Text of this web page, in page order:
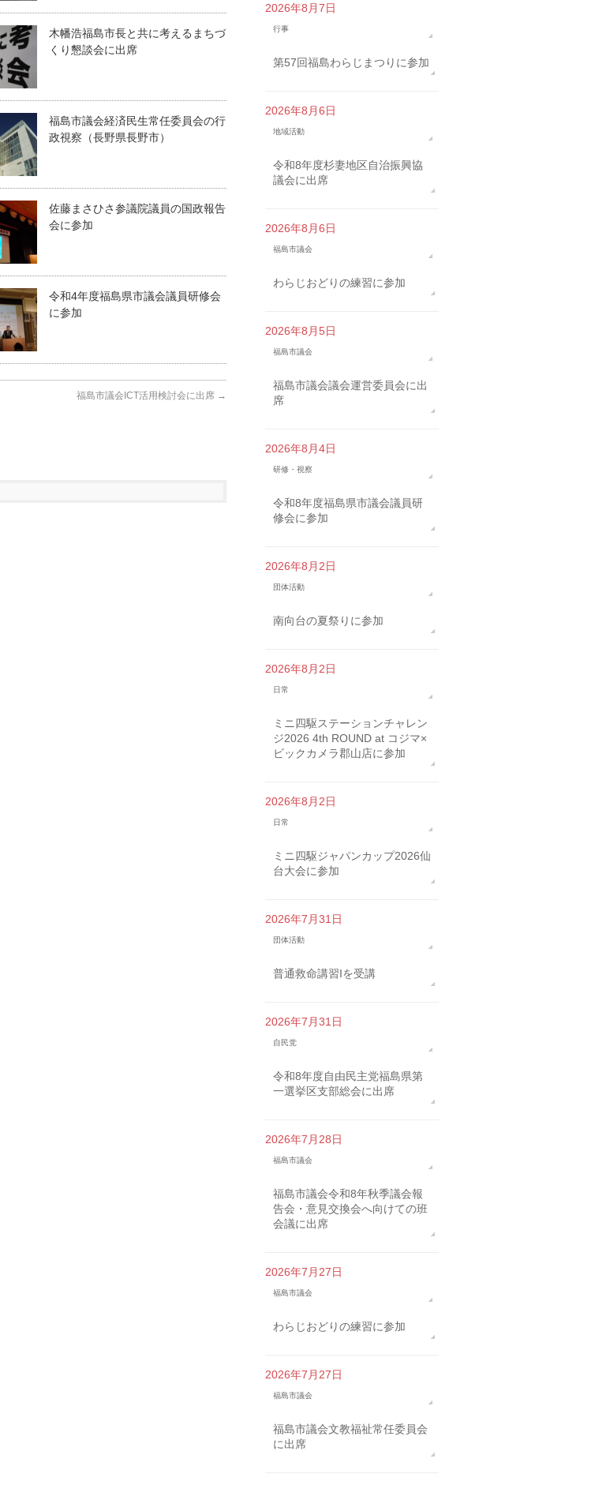
木幡浩福島市長と共に考えるまちづ
くり懇談会に出席
福島市議会経済民生常任委員会の行
政視察（長野県長野市）
佐藤まさひさ参議院議員の国政報告
会に参加
令和4年度福島県市議会議員研修会
に参加
福島市議会ICT活用検討会に出席 →
2026年8月7日
行事
第57回福島わらじまつりに参加
2026年8月6日
地域活動
令和8年度杉妻地区自治振興協
議会に出席
2026年8月6日
福島市議会
わらじおどりの練習に参加
2026年8月5日
福島市議会
福島市議会議会運営委員会に出
席
2026年8月4日
研修・視察
令和8年度福島県市議会議員研
修会に参加
2026年8月2日
団体活動
南向台の夏祭りに参加
2026年8月2日
日常
ミニ四駆ステーションチャレン
ジ2026 4th ROUND at コジマ×
ビックカメラ郡山店に参加
2026年8月2日
日常
ミニ四駆ジャパンカップ2026仙
台大会に参加
2026年7月31日
団体活動
普通救命講習Iを受講
2026年7月31日
自民党
令和8年度自由民主党福島県第
一選挙区支部総会に出席
2026年7月28日
福島市議会
福島市議会令和8年秋季議会報
告会・意見交換会へ向けての班
会議に出席
2026年7月27日
福島市議会
わらじおどりの練習に参加
2026年7月27日
福島市議会
福島市議会文教福祉常任委員会
に出席